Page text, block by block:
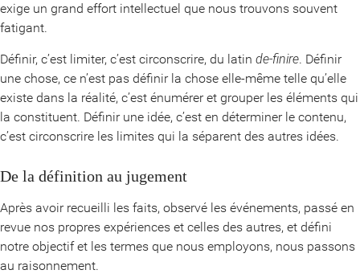
exige un grand effort intellectuel que nous trouvons souvent
fatigant.
Définir, c’est limiter, c’est circonscrire, du latin de-finire. Définir
une chose, ce n’est pas définir la chose elle-même telle qu’elle
existe dans la réalité, c’est énumérer et grouper les éléments qui
la constituent. Définir une idée, c’est en déterminer le contenu,
c’est circonscrire les limites qui la séparent des autres idées.
De la définition au jugement
Après avoir recueilli les faits, observé les événements, passé en
revue nos propres expériences et celles des autres, et défini
notre objectif et les termes que nous employons, nous passons
au raisonnement.